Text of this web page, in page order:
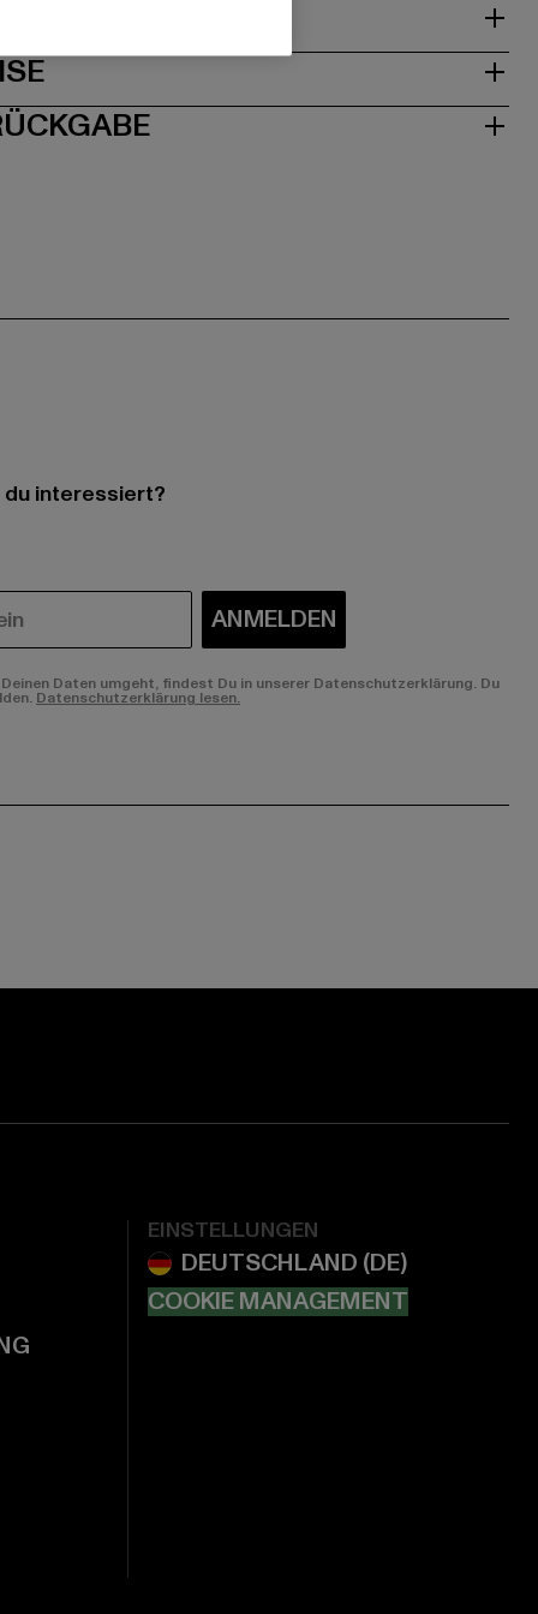
interessiert?
ANMELDEN
Daten umgeht, findest Du in unserer Datenschutzerklärung. Du
Datenschutzerklärung lesen.
EINSTELLUNGEN
COOKIE MANAGEMENT